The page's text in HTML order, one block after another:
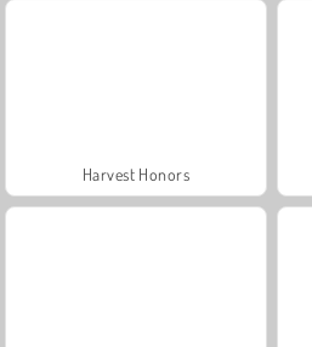
Harvest Honors